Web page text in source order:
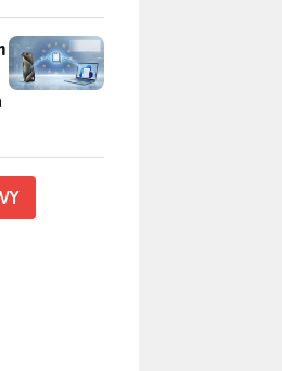
a Windows se blíží. Microsoft